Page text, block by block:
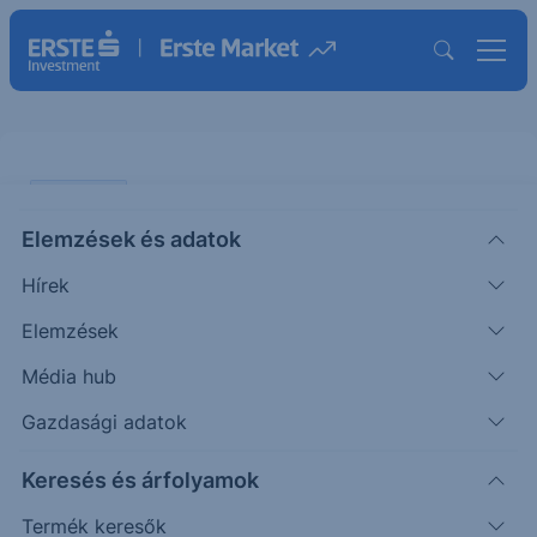
Elemzések és adatok
Hírek
Elemzések
Média hub
Gazdasági adatok
Keresés és árfolyamok
Termék keresők
helyzet sújtja az eurót
A nemzetközi devizapiacon tegnap tovább
erősödött a dollár az euróval szemben, s az